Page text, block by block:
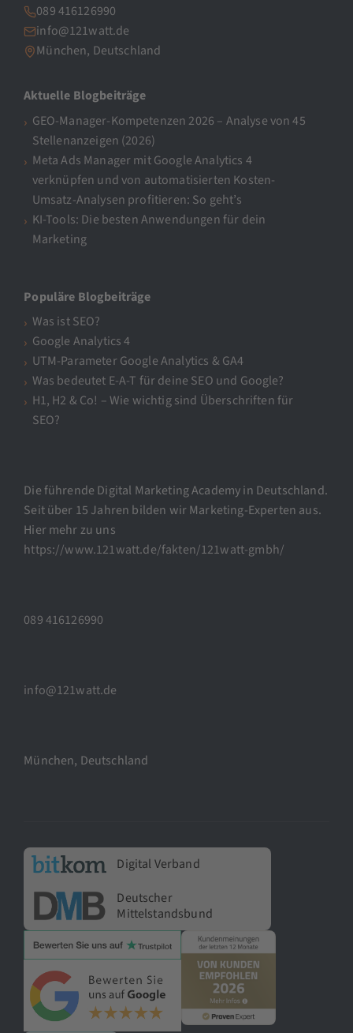
089 416126990
info@121watt.de
München, Deutschland
Aktuelle Blogbeiträge
GEO-Manager-Kompetenzen 2026 – Analyse von 45
Stellenanzeigen (2026)
Meta Ads Manager mit Google Analytics 4
verknüpfen und von automatisierten Kosten-
Umsatz-Analysen profitieren: So geht’s
KI-Tools: Die besten Anwendungen für dein
Marketing
Populäre Blogbeiträge
Was ist SEO?
Google Analytics 4
UTM-Parameter Google Analytics & GA4
Was bedeutet E-A-T für deine SEO und Google?
H1, H2 & Co! – Wie wichtig sind Überschriften für
SEO?
Die führende Digital Marketing Academy in Deutschland.
Seit über 15 Jahren bilden wir Marketing-Experten aus.
Hier mehr zu uns
https://www.121watt.de/fakten/121watt-gmbh/
089 416126990
info@121watt.de
München, Deutschland
Digital Verband
Deutscher
Mittelstandsbund